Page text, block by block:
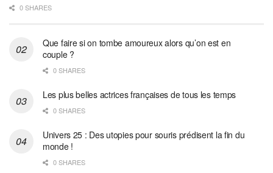
0 SHARES
Que faire si on tombe amoureux alors qu’on est en
couple ?
0 SHARES
Les plus belles actrices françaises de tous les temps
0 SHARES
Univers 25 : Des utopies pour souris prédisent la fin du
monde !
0 SHARES